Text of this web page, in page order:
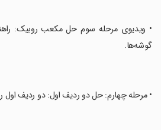
‏• ویدیوی مرحله سوم حل مکعب روبیک:
گوشه‌ها.
‏• مرحله چهارم: حل دو ردیف اول: دو ردیف اول